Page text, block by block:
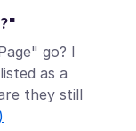
go? I
as a
they still